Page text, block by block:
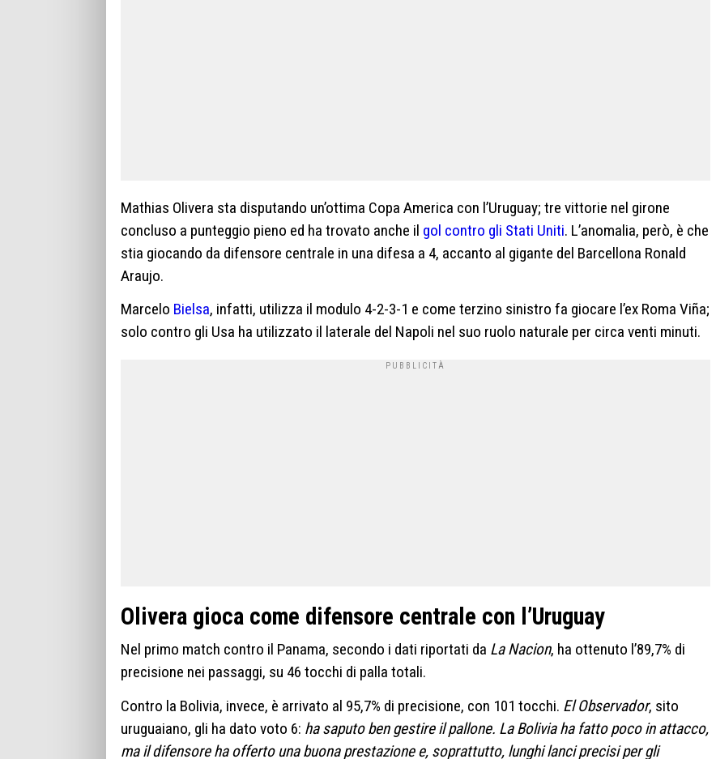
Mathias Olivera sta disputando un’ottima Copa America con l’Uruguay; tre vittorie nel girone
concluso a punteggio pieno ed ha trovato anche il gol contro gli Stati Uniti. L’anomalia, però, è che
stia giocando da difensore centrale in una difesa a 4, accanto al gigante del Barcellona Ronald
Araujo.
Marcelo Bielsa, infatti, utilizza il modulo 4-2-3-1 e come terzino sinistro fa giocare l’ex Roma Viña;
solo contro gli Usa ha utilizzato il laterale del Napoli nel suo ruolo naturale per circa venti minuti.
Olivera gioca come difensore centrale con l’Uruguay
Nel primo match contro il Panama, secondo i dati riportati da La Nacion, ha ottenuto l’89,7% di
precisione nei passaggi, su 46 tocchi di palla totali.
Contro la Bolivia, invece, è arrivato al 95,7% di precisione, con 101 tocchi. El Observador, sito
uruguaiano, gli ha dato voto 6: ha saputo ben gestire il pallone. La Bolivia ha fatto poco in attacco,
ma il difensore ha offerto una buona prestazione e, soprattutto, lunghi lanci precisi per gli